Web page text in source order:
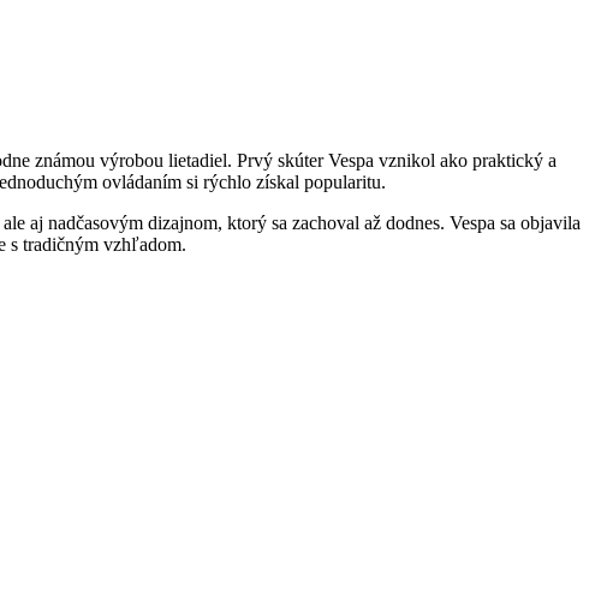
známou výrobou lietadiel. Prvý skúter Vespa vznikol ako praktický a
ovládaním si rýchlo získal popularitu.
aj nadčasovým dizajnom, ktorý sa zachoval až dodnes. Vespa sa objavila
s tradičným vzhľadom.